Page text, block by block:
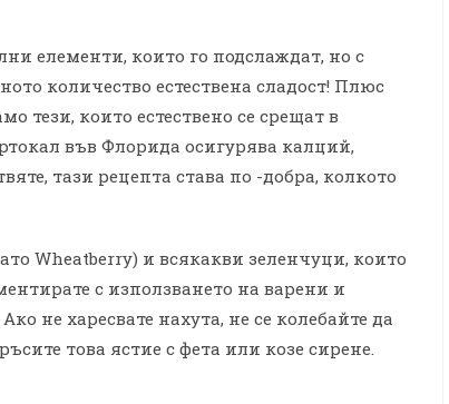
елементи, които го подслаждат, но с
количество естествена сладост! Плюс
тези, които естествено се срещат в
във Флорида осигурява калций,
тази рецепта става по -добра, колкото
Wheatberry) и всякакви зеленчуци, които
с използването на варени и
не харесвате нахута, не се колебайте да
това ястие с фета или козе сирене.